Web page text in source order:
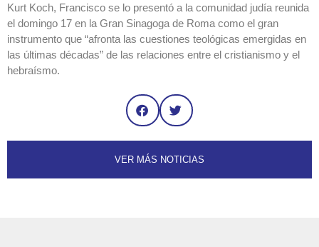
Kurt Koch, Francisco se lo presentó a la comunidad judía reunida
el domingo 17 en la Gran Sinagoga de Roma como el gran
instrumento que “afronta las cuestiones teológicas emergidas en
las últimas décadas” de las relaciones entre el cristianismo y el
hebraísmo.
VER MÁS NOTICIAS